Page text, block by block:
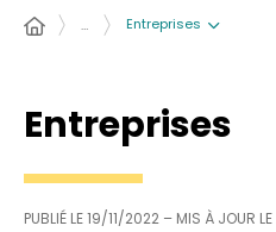
Entreprises
PUBLIÉ LE19/11/2022 – MIS À JOUR LE
… Entreprises